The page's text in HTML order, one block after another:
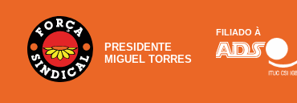
PRESIDENTE
MIGUEL TORRES
FILIADO À